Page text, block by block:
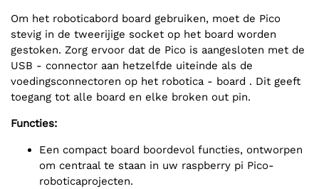
Om het roboticabord board gebruiken, moet de Pico
stevig in de tweerijige socket op het board worden
gestoken. Zorg ervoor dat de Pico is aangesloten met de
USB - connector aan hetzelfde uiteinde als de
voedingsconnectoren op het robotica - board . Dit geeft
toegang tot alle board en elke broken out pin.
Functies:
Een compact board boordevol functies, ontworpen
om centraal te staan in uw raspberry pi Pico-
roboticaprojecten.